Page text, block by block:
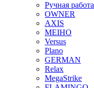
Ручная работа
OWNER
AXIS
MEIHO
Versus
Plano
GERMAN
Relax
MegaStrike